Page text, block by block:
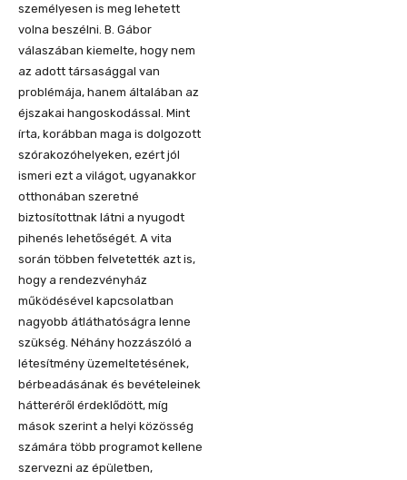
személyesen is meg lehetett
volna beszélni. B. Gábor
válaszában kiemelte, hogy nem
az adott társasággal van
problémája, hanem általában az
éjszakai hangoskodással. Mint
írta, korábban maga is dolgozott
szórakozóhelyeken, ezért jól
ismeri ezt a világot, ugyanakkor
otthonában szeretné
biztosítottnak látni a nyugodt
pihenés lehetőségét. A vita
során többen felvetették azt is,
hogy a rendezvényház
működésével kapcsolatban
nagyobb átláthatóságra lenne
szükség. Néhány hozzászóló a
létesítmény üzemeltetésének,
bérbeadásának és bevételeinek
hátteréről érdeklődött, míg
mások szerint a helyi közösség
számára több programot kellene
szervezni az épületben,